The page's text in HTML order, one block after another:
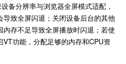
备分辨率与浏览器全屏模式适配，
致全屏闪退；关闭设备后台的其他
存不足导致全屏播放时闪退；若使
功能，分配足够的内存和CPU资